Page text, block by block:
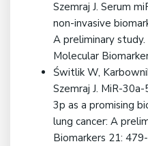
Szemraj J. Serum
non-invasive
A preliminary
Molecular
Świtlik W,
Szemraj J. MiR-
3p as a promising
lung cancer: A
Biomarkers 21: